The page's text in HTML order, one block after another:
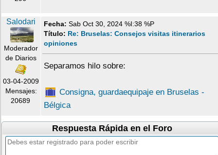
Salodari
Moderador
de Diarios
03-04-2009
Mensajes:
20689
Fecha: Sab Oct 30, 2024 %I:38 %P
Título: Re: Bruselas: Consejos visitas itinerarios
opiniones
Separamos hilo sobre:
Consigna, guardaequipaje en Bruselas -
Bélgica
Respuesta Rápida en el Foro